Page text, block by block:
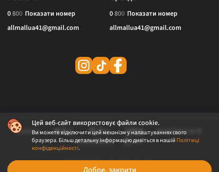
Цей веб-сайт використовує файли cookie.
Ви можете відключити цей механізм у налаштуваннях свого
браузера. Більш детальну інформацію дивіться в нашій Політиці
конфіденційності.
0800 Показати номер
allmallua41@gmail.com
0800 Показати номер
allmallua41@gmail.com
© 2026 ALLMALL. Всі права захищені.